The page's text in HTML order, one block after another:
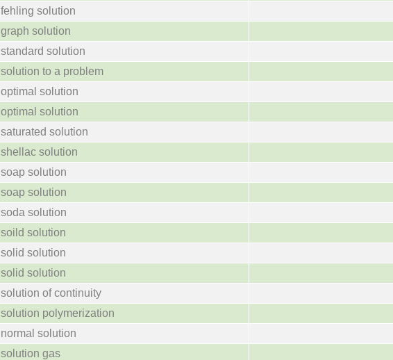
fehling solution
graph solution
standard solution
solution to a problem
optimal solution
optimal solution
saturated solution
shellac solution
soap solution
soap solution
soda solution
soild solution
solid solution
solid solution
solution of continuity
solution polymerization
normal solution
solution gas